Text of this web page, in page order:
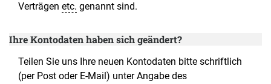
Verträgen etc. genannt sind.
Ihre Kontodaten haben sich geändert?
Teilen Sie uns Ihre neuen Kontodaten bitte schriftlich
(per Post oder E-Mail) unter Angabe des